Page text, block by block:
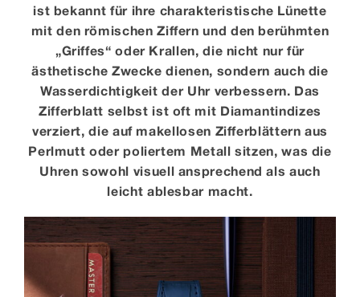
ist bekannt für ihre charakteristische Lünette
mit den römischen Ziffern und den berühmten
„Griffes“ oder Krallen, die nicht nur für
ästhetische Zwecke dienen, sondern auch die
Wasserdichtigkeit der Uhr verbessern. Das
Zifferblatt selbst ist oft mit Diamantindizes
verziert, die auf makellosen Zifferblättern aus
Perlmutt oder poliertem Metall sitzen, was die
Uhren sowohl visuell ansprechend als auch
leicht ablesbar macht.